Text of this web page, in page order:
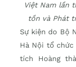
Việt Nam lần
tồn và Phát
Sự kiện do Bộ
Hà Nội tổ chức
tích Hoàng